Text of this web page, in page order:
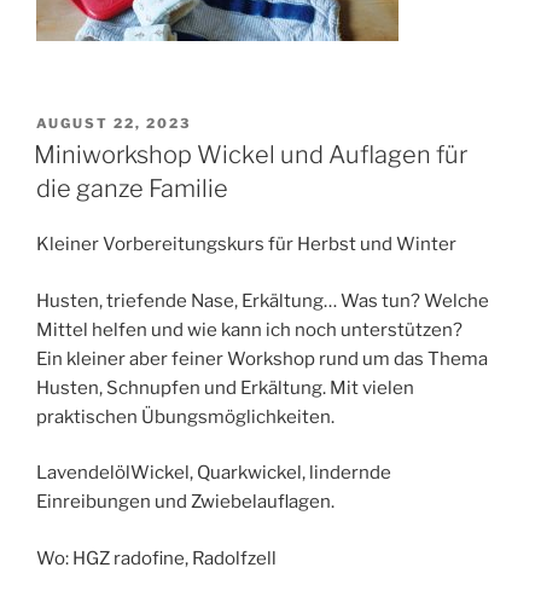
VERÖFFENTLICHT
AM
AUGUST 22, 2023
Miniworkshop Wickel und Auflagen für
die ganze Familie
Kleiner Vorbereitungskurs für Herbst und Winter
Husten, triefende Nase, Erkältung… Was tun? Welche
Mittel helfen und wie kann ich noch unterstützen?
Ein kleiner aber feiner Workshop rund um das Thema
Husten, Schnupfen und Erkältung. Mit vielen
praktischen Übungsmöglichkeiten.
LavendelölWickel, Quarkwickel, lindernde
Einreibungen und Zwiebelauflagen.
Wo: HGZ radofine, Radolfzell